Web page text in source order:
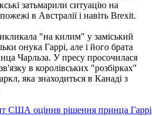
затьмарили ситуацію на
в Австралії і навіть Brexit.
"на килим" у заміський
онука Гаррі, але і його брата
Чарльза. У пресу просочилася
в королівських "розбірках"
яка знаходиться в Канаді з
США оцінив рішення принца Гаррі